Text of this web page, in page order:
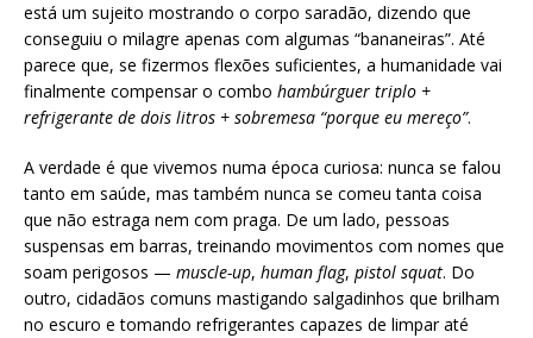
está um sujeito mostrando o corpo saradão, dizendo que
conseguiu o milagre apenas com algumas “bananeiras”. Até
parece que, se fizermos flexões suficientes, a humanidade vai
finalmente compensar o combo hambúrguer triplo +
refrigerante de dois litros + sobremesa “porque eu mereço”.
A verdade é que vivemos numa época curiosa: nunca se falou
tanto em saúde, mas também nunca se comeu tanta coisa
que não estraga nem com praga. De um lado, pessoas
suspensas em barras, treinando movimentos com nomes que
soam perigosos — muscle-up, human flag, pistol squat. Do
outro, cidadãos comuns mastigando salgadinhos que brilham
no escuro e tomando refrigerantes capazes de limpar até